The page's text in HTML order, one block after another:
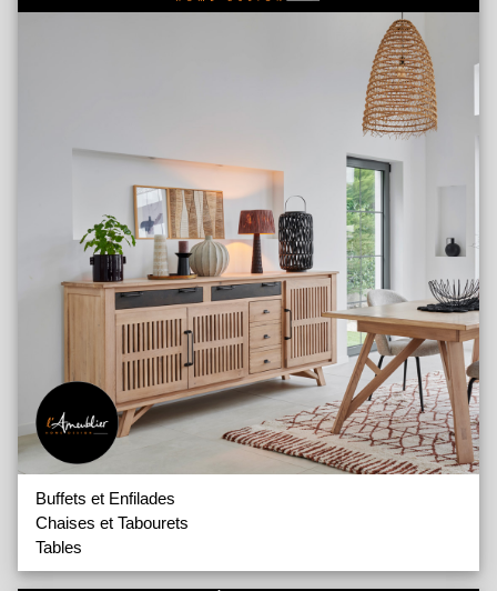
Buffets et Enfilades
Chaises et Tabourets
Tables